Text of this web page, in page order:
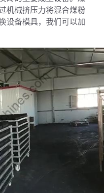
机械挤压力将混合煤粉
设备模具，我们可以加